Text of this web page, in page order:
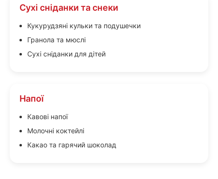
Сухі сніданки та снеки
Кукурудзяні кульки та подушечки
Гранола та мюслі
Сухі сніданки для дітей
Напої
Кавові напої
Молочні коктейлі
Какао та гарячий шоколад